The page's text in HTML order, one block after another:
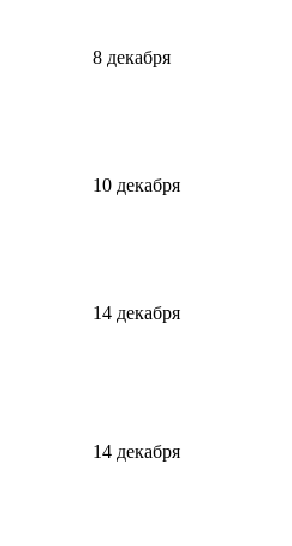
8 декабря
10 декабря
14 декабря
14 декабря